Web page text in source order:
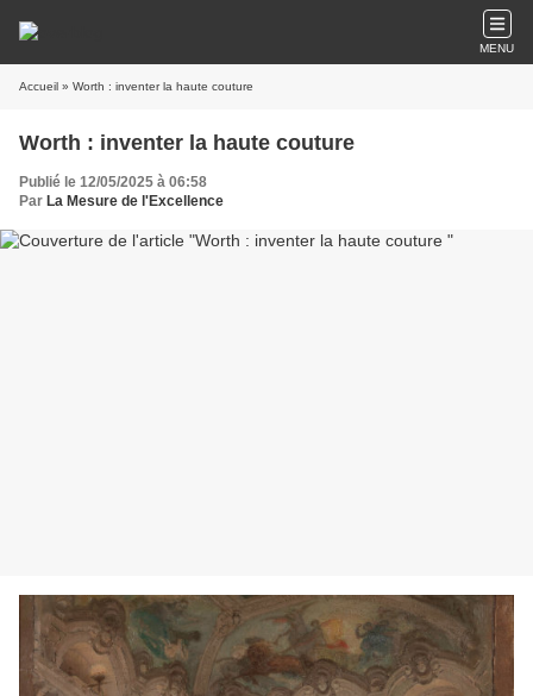
MENU
Accueil » Worth : inventer la haute couture
Worth : inventer la haute couture
Publié le 12/05/2025 à 06:58
Par La Mesure de l'Excellence